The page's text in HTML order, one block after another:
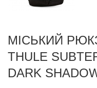
МІСЬКИЙ
THULE
DARK